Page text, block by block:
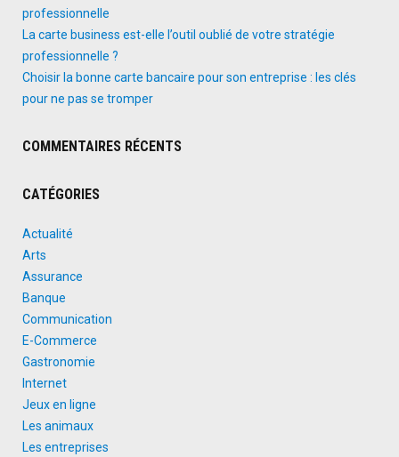
professionnelle
La carte business est-elle l’outil oublié de votre stratégie
professionnelle ?
Choisir la bonne carte bancaire pour son entreprise : les clés
pour ne pas se tromper
COMMENTAIRES RÉCENTS
CATÉGORIES
Actualité
Arts
Assurance
Banque
Communication
E-Commerce
Gastronomie
Internet
Jeux en ligne
Les animaux
Les entreprises